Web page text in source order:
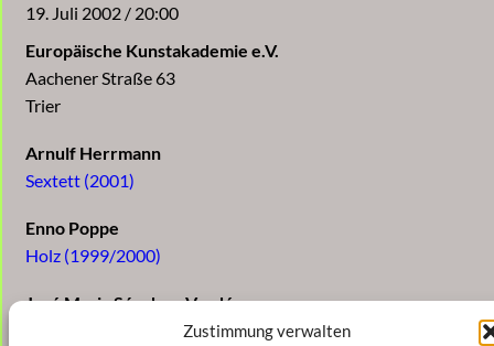
Zustimmung verwalten
19. Juli 2002 / 20:00
Europäische Kunstakademie e.V.
Aachener Straße 63
Trier
Arnulf Herrmann
Sextett (2001)
Enno Poppe
Holz (1999/2000)
José Maria Sánchez-Verdú
Im Rauschen der Stille (Version Trier 07/2002)